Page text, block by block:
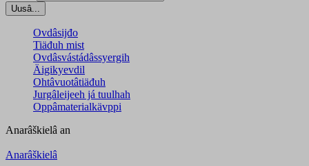
Uusâ...
Ovdâsijđo
Tiäđuh mist
Ovdâsvástádâssyergih
Äigikyevdil
Ohtâvuotâtiäđuh
Jurgâleijeeh já tuulhah
Oppâmaterialkävppi
Anarâškielâ an
Anarâškielâ